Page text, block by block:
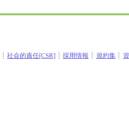
社会的責任[CSR] 採用情報 規約集